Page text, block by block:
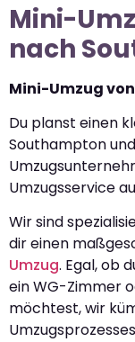
Mini-
nach
Mini-Umzug
Du planst einen
Southampton
Umzugsservice
Wir sind
dir einen
Umzug. Egal, ob
ein WG-Zimmer
möchtest, wir